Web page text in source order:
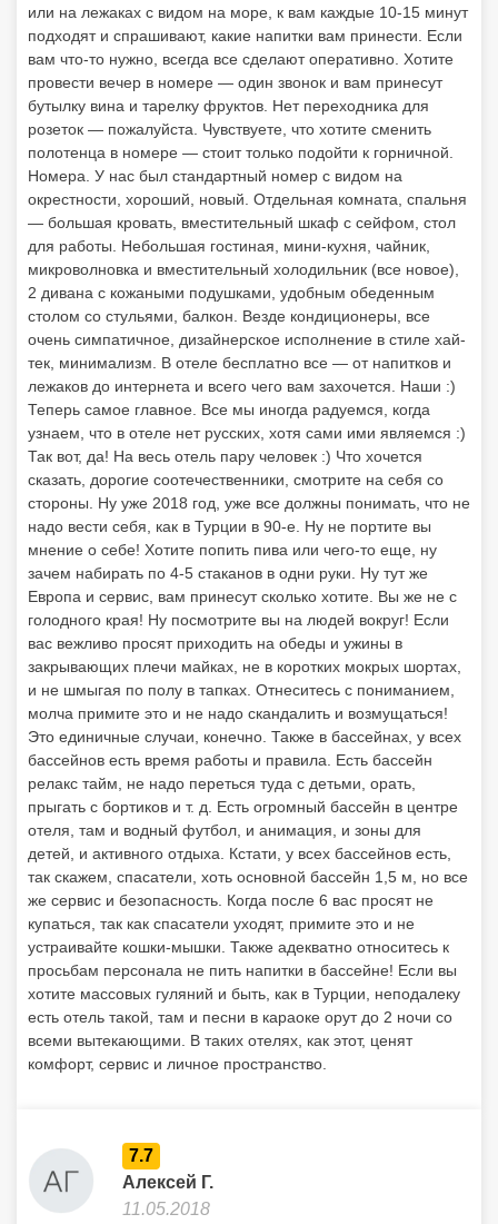
или на лежаках с видом на море, к вам каждые 10-15 минут
подходят и спрашивают, какие напитки вам принести. Если
вам что-то нужно, всегда все сделают оперативно. Хотите
провести вечер в номере — один звонок и вам принесут
бутылку вина и тарелку фруктов. Нет переходника для
розеток — пожалуйста. Чувствуете, что хотите сменить
полотенца в номере — стоит только подойти к горничной.
Номера. У нас был стандартный номер с видом на
окрестности, хороший, новый. Отдельная комната, спальня
— большая кровать, вместительный шкаф с сейфом, стол
для работы. Небольшая гостиная, мини-кухня, чайник,
микроволновка и вместительный холодильник (все новое),
2 дивана с кожаными подушками, удобным обеденным
столом со стульями, балкон. Везде кондиционеры, все
очень симпатичное, дизайнерское исполнение в стиле хай-
тек, минимализм. В отеле бесплатно все — от напитков и
лежаков до интернета и всего чего вам захочется. Наши :)
Теперь самое главное. Все мы иногда радуемся, когда
узнаем, что в отеле нет русских, хотя сами ими являемся :)
Так вот, да! На весь отель пару человек :) Что хочется
сказать, дорогие соотечественники, смотрите на себя со
стороны. Ну уже 2018 год, уже все должны понимать, что не
надо вести себя, как в Турции в 90-е. Ну не портите вы
мнение о себе! Хотите попить пива или чего-то еще, ну
зачем набирать по 4-5 стаканов в одни руки. Ну тут же
Европа и сервис, вам принесут сколько хотите. Вы же не с
голодного края! Ну посмотрите вы на людей вокруг! Если
вас вежливо просят приходить на обеды и ужины в
закрывающих плечи майках, не в коротких мокрых шортах,
и не шмыгая по полу в тапках. Отнеситесь с пониманием,
молча примите это и не надо скандалить и возмущаться!
Это единичные случаи, конечно. Также в бассейнах, у всех
бассейнов есть время работы и правила. Есть бассейн
релакс тайм, не надо переться туда с детьми, орать,
прыгать с бортиков и т. д. Есть огромный бассейн в центре
отеля, там и водный футбол, и анимация, и зоны для
детей, и активного отдыха. Кстати, у всех бассейнов есть,
так скажем, спасатели, хоть основной бассейн 1,5 м, но все
же сервис и безопасность. Когда после 6 вас просят не
купаться, так как спасатели уходят, примите это и не
устраивайте кошки-мышки. Также адекватно относитесь к
просьбам персонала не пить напитки в бассейне! Если вы
хотите массовых гуляний и быть, как в Турции, неподалеку
есть отель такой, там и песни в караоке орут до 2 ночи со
всеми вытекающими. В таких отелях, как этот, ценят
комфорт, сервис и личное пространство.
7.7
Алексей Г.
11.05.2018